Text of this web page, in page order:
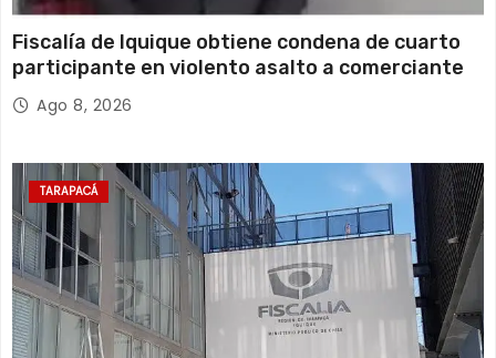
Fiscalía de Iquique obtiene condena de cuarto
participante en violento asalto a comerciante
Ago 8, 2026
TARAPACÁ